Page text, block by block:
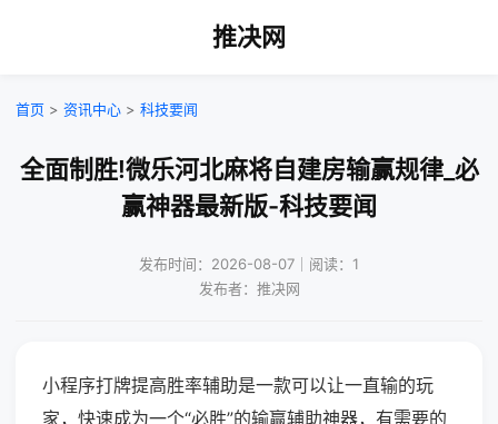
推决网
首页 > 资讯中心 > 科技要闻
全面制胜!微乐河北麻将自建房输赢规律_必
赢神器最新版-科技要闻
发布时间：2026-08-07｜阅读：1
发布者：推决网
小程序打牌提高胜率辅助是一款可以让一直输的玩
家，快速成为一个“必胜”的输赢辅助神器，有需要的